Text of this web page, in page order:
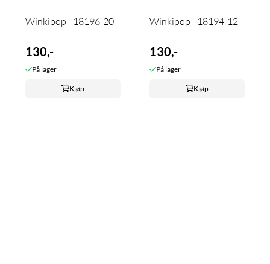
Winkipop - 18196-20
130,-
På lager
Kjøp
Winkipop - 18194-12
130,-
På lager
Kjøp